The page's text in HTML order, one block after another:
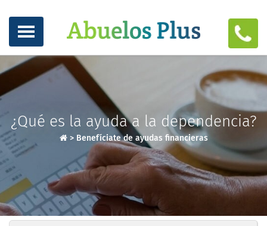
¿Qué es la ayuda a la dependencia?
> Benefíciate de ayudas financieras